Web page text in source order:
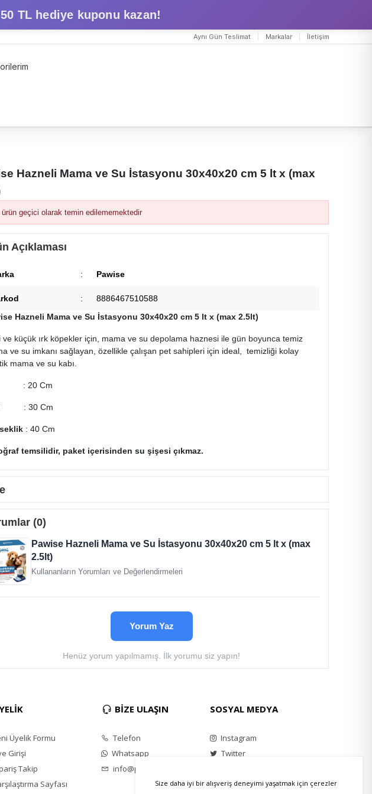
Size daha iyi bir alışveriş deneyimi yaşatmak için çerezler
50 TL hediye kuponu kazan!
Aynı Gün Teslimat Markalar İletişim
Hazneli Mama ve Su İstasyonu 30x40x20 cm 5 lt x (max
geçici olarak temin edilememektedir
Açıklaması
: Pawise
:
8886467510588
Hazneli Mama ve Su İstasyonu 30x40x20 cm 5 lt x (max 2.5lt)
ve küçük ırk köpekler için, mama ve su depolama haznesi ile gün boyunca temiz
ve su imkanı sağlayan, özellikle çalışan pet sahipleri için ideal, temizliği kolay
mama ve su kabı.
: 20 Cm
: 30 Cm
: 40 Cm
temsilidir, paket içerisinden su şişesi çıkmaz.
(0)
Pawise Hazneli Mama ve Su İstasyonu 30x40x20 cm 5 lt x (max
2.5lt)
Kullananların Yorumları ve Değerlendirmeleri
Yorum Yaz
Henüz yorum yapılmamış. İlk yorumu siz yapın!
Üyelik Formu
Girişi
Takip
Sayfası
BİZE ULAŞIN
Telefon
Whatsapp
info@petkatalog.com
SOSYAL MEDYA
Instagram
Twitter
Facebook